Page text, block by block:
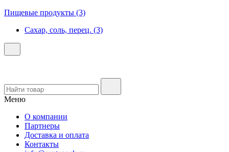
Пищевые продукты (3)
Сахар, соль, перец. (3)
Меню
О компании
Партнеры
Доставка и оплата
Контакты